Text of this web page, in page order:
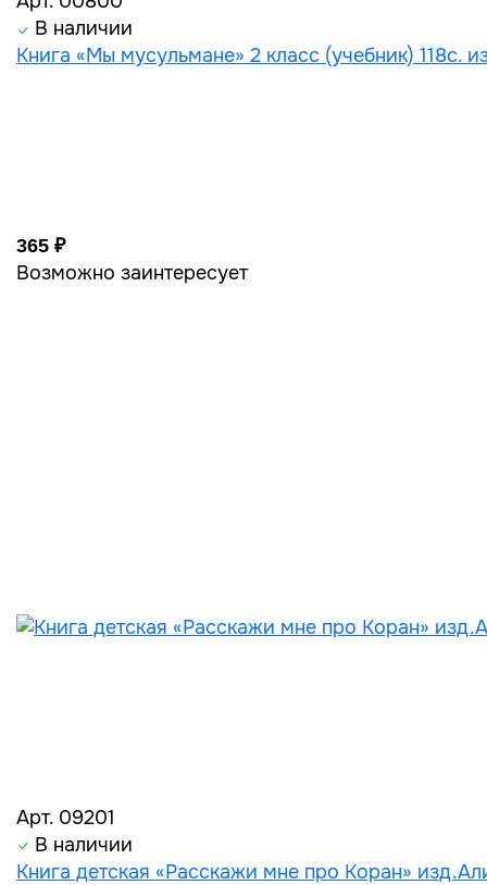
В наличии
Книга «Мы мусульмане» 2 класс (учебник) 118с.
365 ₽
Возможно заинтересует
Арт. 09201
В наличии
Книга детская «Расскажи мне про Коран»